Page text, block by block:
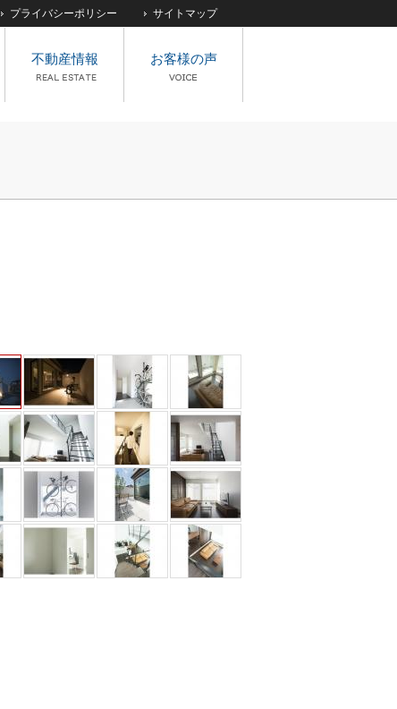
プライバシーポリシー サイトマップ
不動産情報 お客様の声